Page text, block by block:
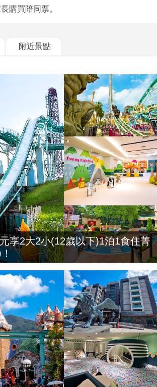
購買陪同票。
附近景點
享2大2小(12歲以下)1泊1食住菁